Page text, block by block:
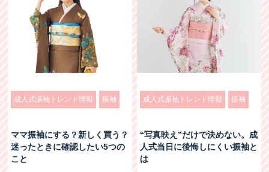
成人式振袖トレンド情報 振袖
ママ振袖にする？新しく買う？
迷ったときに確認したい5つの
こと
成人式振袖トレンド情報 振袖
“写真映え”だけで決めない。成
人式当日に後悔しにくい振袖と
は